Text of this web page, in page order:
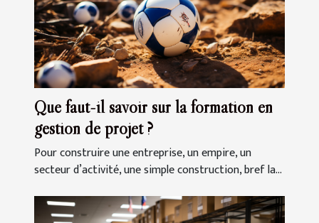
Que faut-il savoir sur la formation en
gestion de projet ?
Pour construire une entreprise, un empire, un
secteur d’activité, une simple construction, bref la...